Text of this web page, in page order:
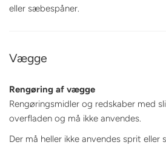
eller sæbespåner.
Vægge
Rengøring af vægge
Rengøringsmidler og redskaber med
overfladen og må ikke anvendes.
Der må heller ikke anvendes sprit